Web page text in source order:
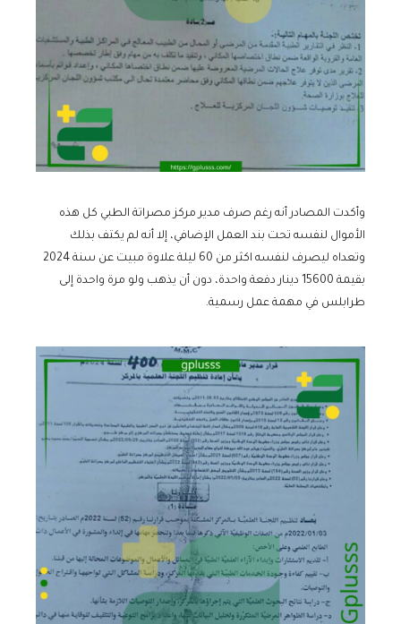
وأكدت المصادر أنه رغم صرف مدير مركز مصراتة الطبي كل هذه
الأموال لنفسه تحت بند العمل الإضافي، إلا أنه لم يكتف بذلك
وتعداه ليصرف لنفسه اكثر من 60 ليلة علاوة مبيت عن سنة 2024
بقيمة 15600 دينار دفعة واحدة، دون أن يذهب ولو مرة واحدة إلى
طرابلس في مهمة عمل رسمية.